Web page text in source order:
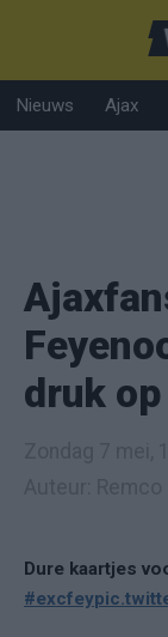
Nieuws Ajax
druk
Dure kaartjes
#excfey